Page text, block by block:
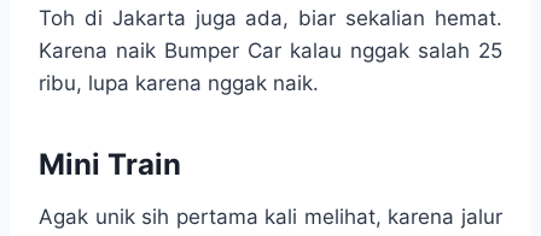
Toh di Jakarta juga ada, biar sekalian hemat.
Karena naik Bumper Car kalau nggak salah 25
ribu, lupa karena nggak naik.
Mini Train
Agak unik sih pertama kali melihat, karena jalur